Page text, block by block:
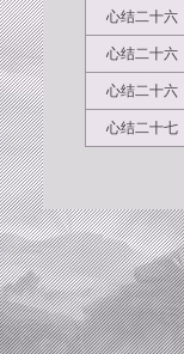
心结二十六
心结二十六
心结二十六
心结二十七